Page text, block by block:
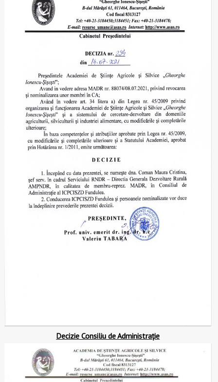
Decizie Consiliu de Administrație